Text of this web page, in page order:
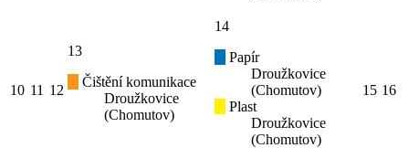
10 11 12
13
Čištění komunikace
Droužkovice
(Chomutov)
14
Papír
Droužkovice
(Chomutov)
Plast
Droužkovice
(Chomutov)
15 16